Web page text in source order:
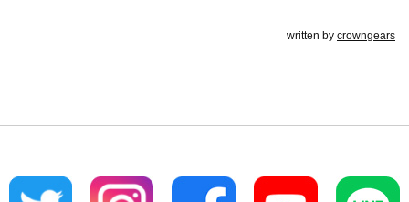
written by crowngears